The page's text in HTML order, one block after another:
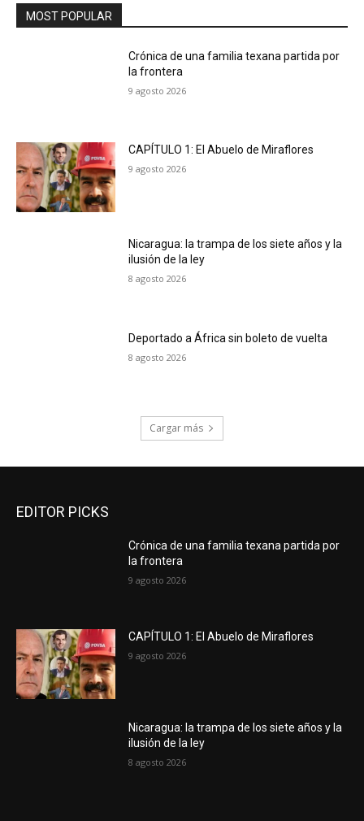
MOST POPULAR
Crónica de una familia texana partida por
la frontera
9 agosto 2026
CAPÍTULO 1: El Abuelo de Miraflores
9 agosto 2026
Nicaragua: la trampa de los siete años y la
ilusión de la ley
8 agosto 2026
Deportado a África sin boleto de vuelta
8 agosto 2026
Cargar más
EDITOR PICKS
Crónica de una familia texana partida por
la frontera
9 agosto 2026
CAPÍTULO 1: El Abuelo de Miraflores
9 agosto 2026
Nicaragua: la trampa de los siete años y la
ilusión de la ley
8 agosto 2026